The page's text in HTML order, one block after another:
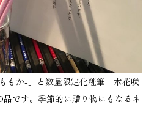
もか-」と数量限定化粧筆「木花咲
です。季節的に贈り物にもなるネ